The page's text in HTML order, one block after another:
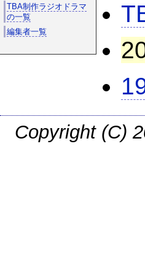
TBA制作ラジオドラマ
の一覧
編集者一覧
Copyright (C)